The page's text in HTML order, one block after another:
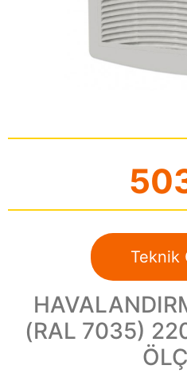
Teknik
(RAL 7035)